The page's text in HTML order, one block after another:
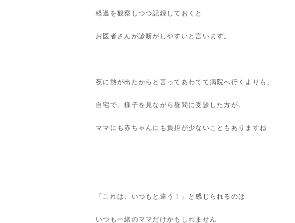
経過を観察しつつ記録しておくと
お医者さんが診断がしやすいと言います。
夜に熱が出たからと言ってあわてて病院へ行くよりも、
自宅で、様子を見ながら昼間に受診した方が、
ママにも赤ちゃんにも負担が少ないこともありますね
「これは、いつもと違う！」と感じられるのは
いつも一緒のママだけかもしれません